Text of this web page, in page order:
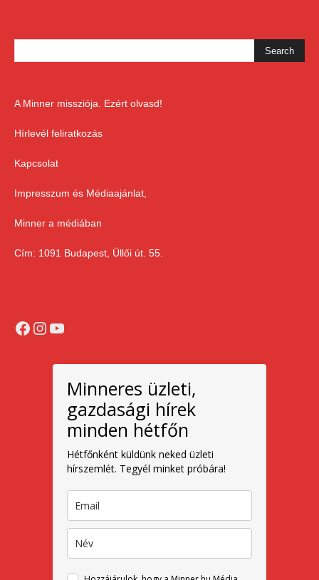
A Minner missziója. Ezért olvasd!
Hírlevél feliratkozás
Kapcsolat
Impresszum és Médiaajánlat,
Minner a médiában
Cím: 1091 Budapest, Üllői út. 55.
Facebook
Instagram
YouTube
Minneres üzleti,
gazdasági hírek
minden hétfőn
Hétfőnként küldünk neked üzleti
hírszemlét. Tegyél minket próbára!